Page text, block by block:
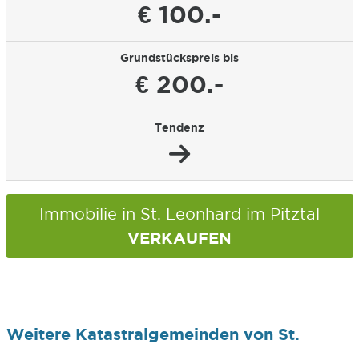
€ 100.-
Grundstückspreis bis
€ 200.-
Tendenz
Immobilie in St. Leonhard im Pitztal
VERKAUFEN
Weitere Katastralgemeinden von St.